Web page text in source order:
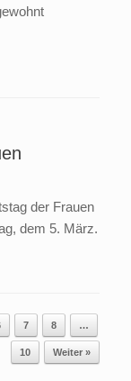
der Frauen
dem 5. März.
7 8 …
10 Weiter »